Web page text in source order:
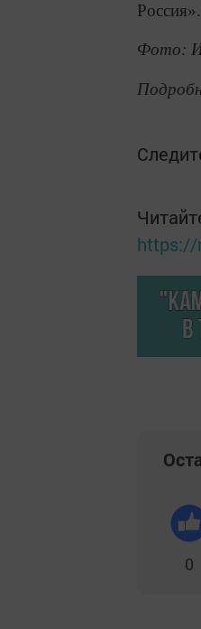
Россия».
Фото:
https://
0